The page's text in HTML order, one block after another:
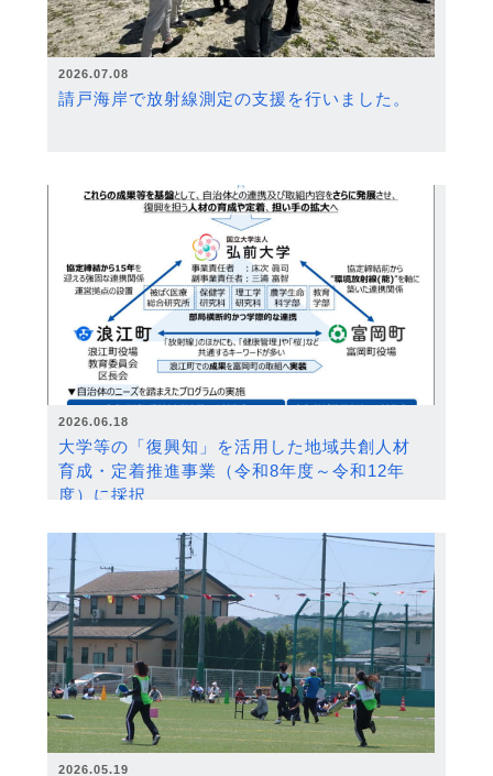
2026.07.08
請戸海岸で放射線測定の支援を行いました。
2026.06.18
大学等の「復興知」を活用した地域共創人材
育成・定着推進事業（令和8年度～令和12年
度）に採択
2026.05.19